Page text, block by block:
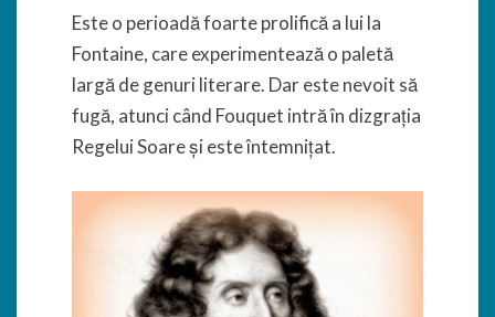
Este o perioadă foarte prolifică a lui la
Fontaine, care experimentează o paletă
largă de genuri literare. Dar este nevoit să
fugă, atunci când Fouquet intră în dizgrația
Regelui Soare și este întemnițat.